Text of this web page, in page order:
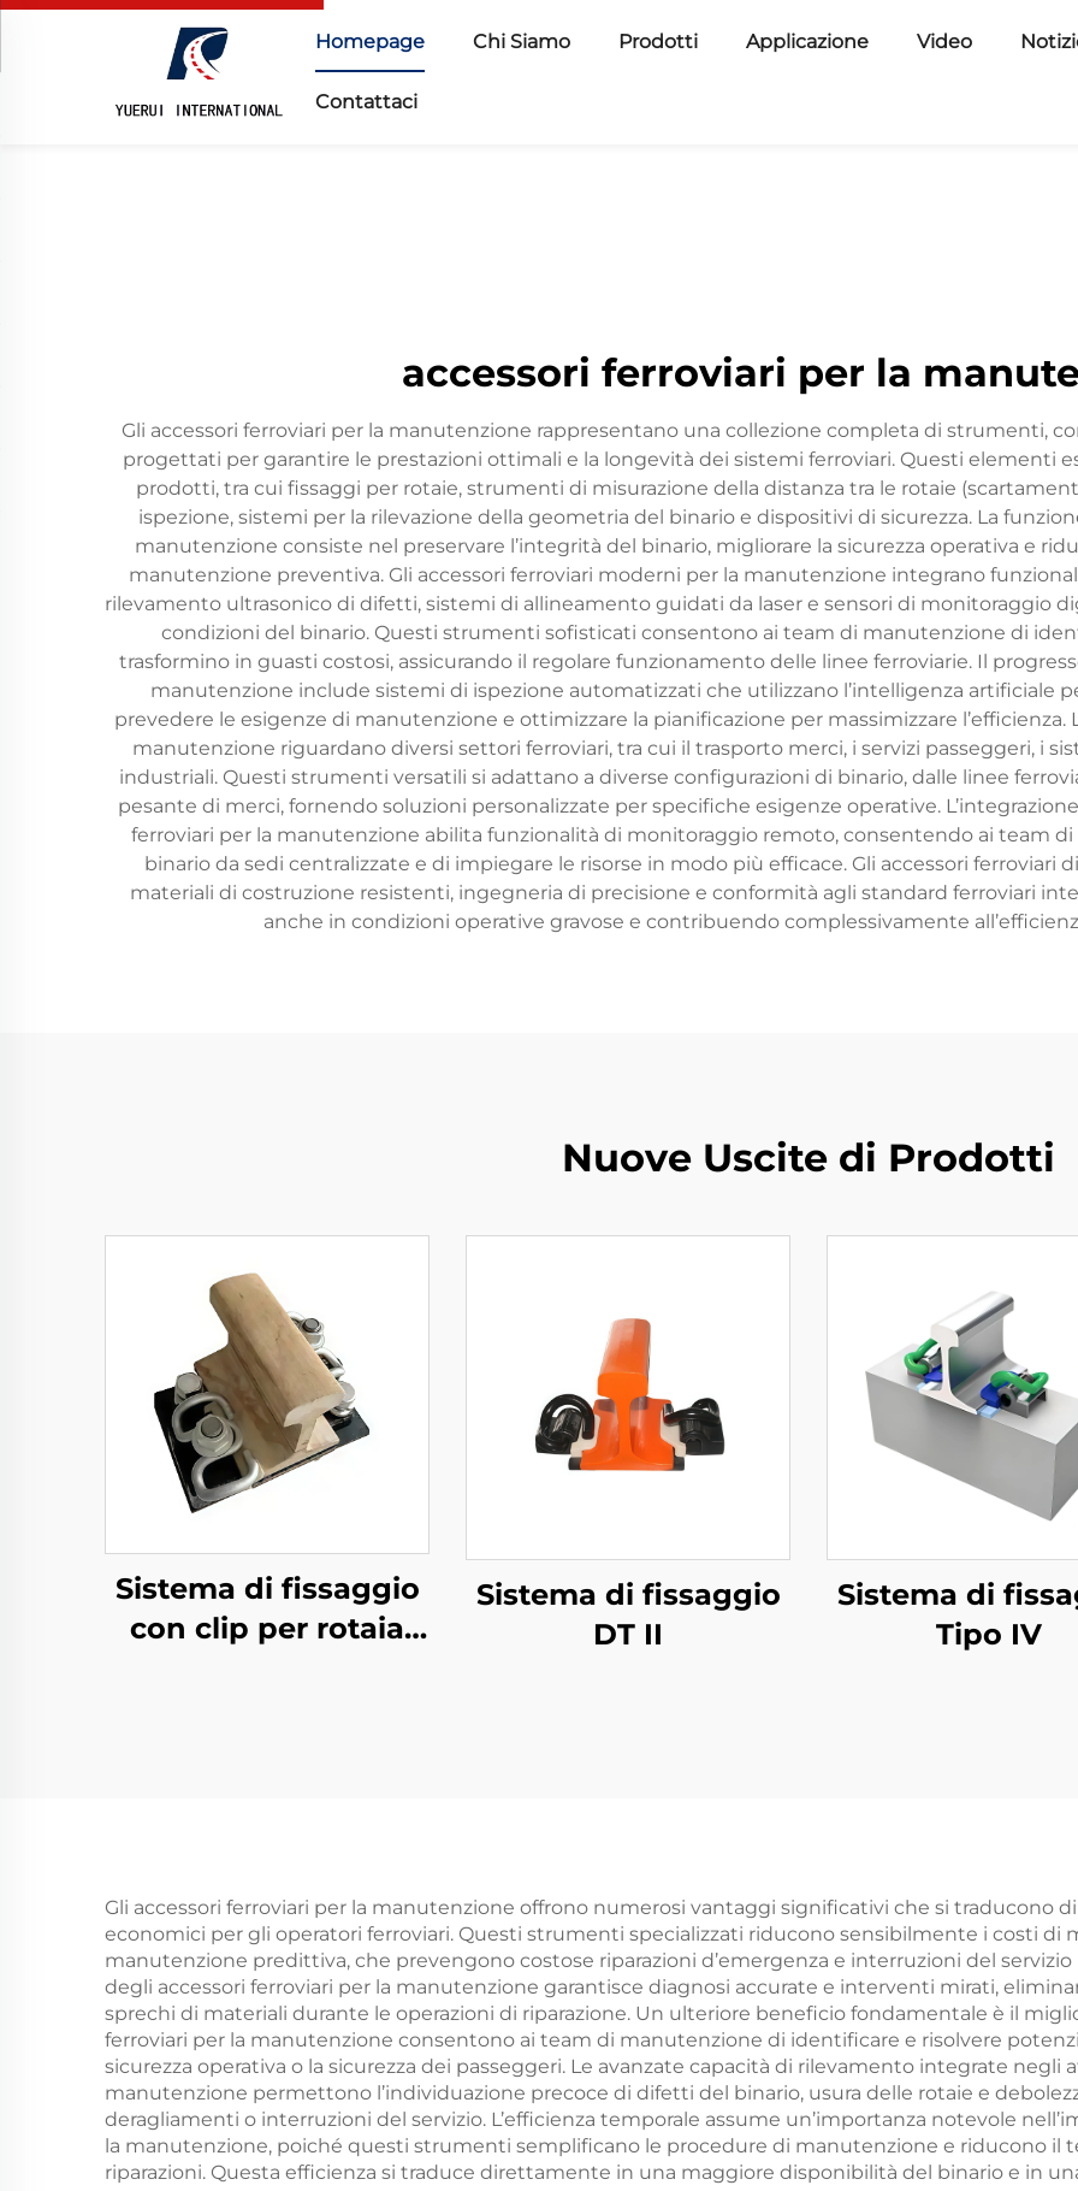
Homepage Chi Siamo Prodotti Applicazione Video
Contattaci
accessori ferroviari per la
Gli accessori ferroviari per la manutenzione rappresentano una collezione completa di strumenti,
progettati per garantire le prestazioni ottimali e la longevità dei sistemi ferroviari. Questi elementi
prodotti, tra cui fissaggi per rotaie, strumenti di misurazione della distanza tra le rotaie
ispezione, sistemi per la rilevazione della geometria del binario e dispositivi di sicurezza. La
manutenzione consiste nel preservare l’integrità del binario, migliorare la sicurezza operativa e
manutenzione preventiva. Gli accessori ferroviari moderni per la manutenzione integrano
rilevamento ultrasonico di difetti, sistemi di allineamento guidati da laser e sensori di monitoraggio
condizioni del binario. Questi strumenti sofisticati consentono ai team di manutenzione di
trasformino in guasti costosi, assicurando il regolare funzionamento delle linee ferroviarie. Il
manutenzione include sistemi di ispezione automatizzati che utilizzano l’intelligenza artificiale
prevedere le esigenze di manutenzione e ottimizzare la pianificazione per massimizzare l’efficienza.
manutenzione riguardano diversi settori ferroviari, tra cui il trasporto merci, i servizi passeggeri, i
industriali. Questi strumenti versatili si adattano a diverse configurazioni di binario, dalle linee
pesante di merci, fornendo soluzioni personalizzate per specifiche esigenze operative.
ferroviari per la manutenzione abilita funzionalità di monitoraggio remoto, consentendo ai team
binario da sedi centralizzate e di impiegare le risorse in modo più efficace. Gli accessori
materiali di costruzione resistenti, ingegneria di precisione e conformità agli standard ferroviari
anche in condizioni operative gravose e contribuendo complessivamente
Nuove Uscite di Prodotti
Sistema di fissaggio
con clip per rotaia
Sistema di fissaggio
DT II
Sistema di
Tipo IV
Gli accessori ferroviari per la manutenzione offrono numerosi vantaggi significativi che si traducono
economici per gli operatori ferroviari. Questi strumenti specializzati riducono sensibilmente i costi
manutenzione predittiva, che prevengono costose riparazioni d’emergenza e interruzioni del
degli accessori ferroviari per la manutenzione garantisce diagnosi accurate e interventi mirati,
sprechi di materiali durante le operazioni di riparazione. Un ulteriore beneficio fondamentale è il
ferroviari per la manutenzione consentono ai team di manutenzione di identificare e risolvere
sicurezza operativa o la sicurezza dei passeggeri. Le avanzate capacità di rilevamento integrate negli
manutenzione permettono l’individuazione precoce di difetti del binario, usura delle rotaie e
deragliamenti o interruzioni del servizio. L’efficienza temporale assume un’importanza notevole
la manutenzione, poiché questi strumenti semplificano le procedure di manutenzione e riducono il
riparazioni. Questa efficienza si traduce direttamente in una maggiore disponibilità del binario e in